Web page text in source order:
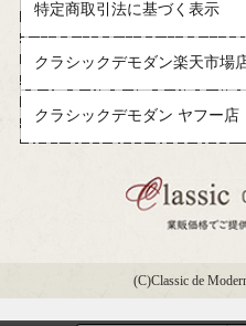
特定商取引法に基づく表示
クラシックデモダン楽天市場
クラシックデモダン ヤフー店
(C)Classic de